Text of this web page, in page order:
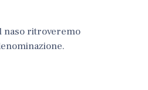
naso ritroveremo